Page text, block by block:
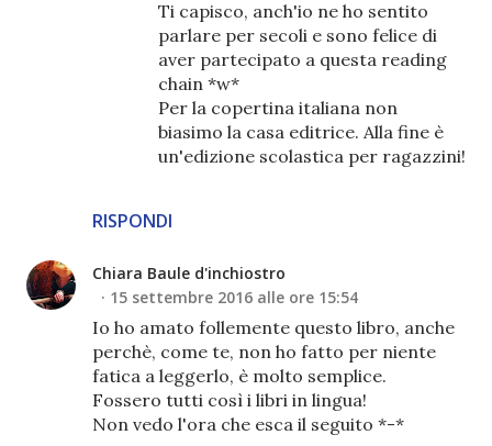
RISPONDI
Ti capisco, anch'io ne ho sentito
parlare per secoli e sono felice di
aver partecipato a questa reading
chain *w*
Per la copertina italiana non
biasimo la casa editrice. Alla fine è
un'edizione scolastica per ragazzini!
Chiara Baule d'inchiostro
15 settembre 2016 alle ore 15:54
Io ho amato follemente questo libro, anche
perchè, come te, non ho fatto per niente
fatica a leggerlo, è molto semplice.
Fossero tutti così i libri in lingua!
Non vedo l'ora che esca il seguito *-*